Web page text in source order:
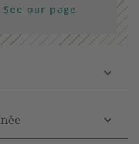
See our page